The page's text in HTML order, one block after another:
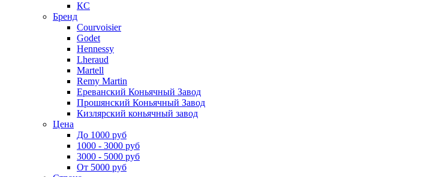
КС
Бренд
Courvoisier
Godet
Hennessy
Lheraud
Martell
Remy Martin
Ереванский Коньячный Завод
Прошянский Коньячный Завод
Кизлярский коньячный завод
Цена
До 1000 руб
1000 - 3000 руб
3000 - 5000 руб
От 5000 руб